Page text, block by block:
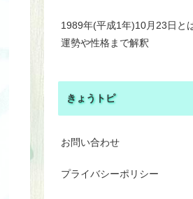
1989年(平成1年)10月23日と
運勢や性格まで解釈
きょうトピ
お問い合わせ
プライバシーポリシー